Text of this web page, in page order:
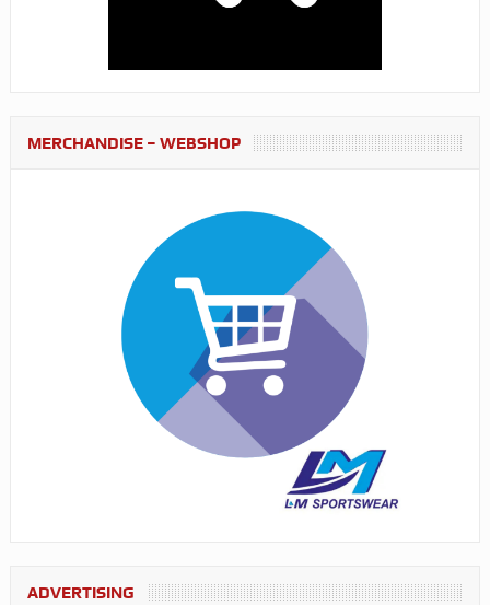
MERCHANDISE – WEBSHOP
ADVERTISING